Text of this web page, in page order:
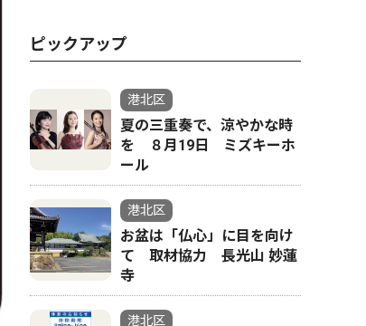
ピックアップ
港北区
夏の三重奏で、涼やかな時
を ８月19日 ミズキーホ
ール
港北区
お盆は「仏心」に目を向け
て 取材協力 長光山 妙蓮
寺
港北区